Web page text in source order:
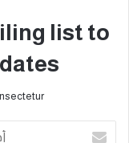
list to